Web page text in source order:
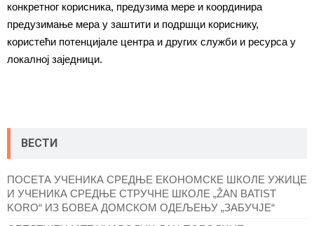
конкретног корисника, предузима мере и координира
предузимање мера у заштити и подршци кориснику,
користећи потенцијале центра и других служби и ресурса у
локалној заједници.
ВЕСТИ
ПОСЕТА УЧЕНИКА СРЕДЊЕ ЕКОНОМСКЕ ШКОЛЕ УЖИЦЕ
И УЧЕНИКА СРЕДЊЕ СТРУЧНЕ ШКОЛЕ „ŽAN BATIST
KORO“ ИЗ БОВЕА ДОМСКОМ ОДЕЉЕЊУ „ЗАБУЧЈЕ“